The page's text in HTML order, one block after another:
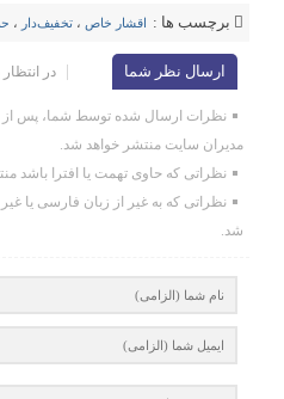
برچسب ها : اقشار خاص ،تخفیف‌دار ،
ارسال نظر شما در
نظرات ارسال شده توسط شما، پس از
مدیران سایت منتشر خواهد شد.
نظراتی که حاوی تهمت یا افترا باشد
نظراتی که به غیر از زبان فارسی یا
شد.